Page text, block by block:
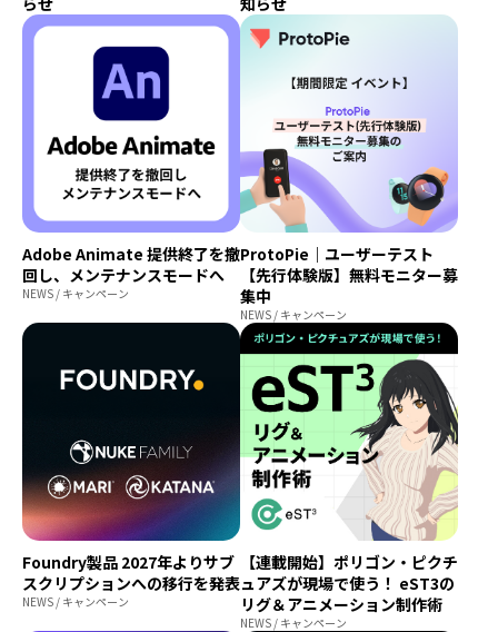
Adobe Animate 提供終了を撤
回し、メンテナンスモードへ
NEWS / キャンペーン
ProtoPie｜ユーザーテスト
【先行体験版】無料モニター募
集中
NEWS / キャンペーン
Foundry製品 2027年よりサブ
スクリプションへの移行を発表
NEWS / キャンペーン
【連載開始】ポリゴン・ピクチ
ュアズが現場で使う！ eST3の
リグ＆アニメーション制作術
NEWS / キャンペーン